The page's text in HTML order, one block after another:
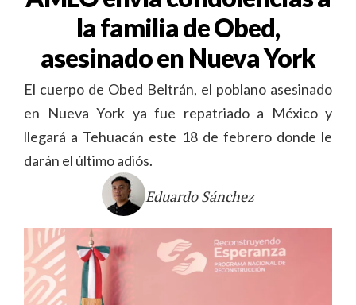
la familia de Obed,
asesinado en Nueva York
El cuerpo de Obed Beltrán, el poblano asesinado
en Nueva York ya fue repatriado a México y
llegará a Tehuacán este 18 de febrero donde le
darán el último adiós.
Eduardo Sánchez